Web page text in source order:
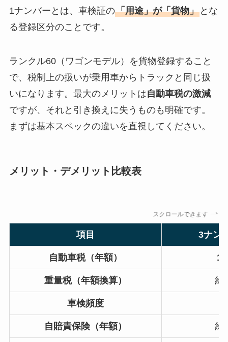
1ナンバーとは、車検証の「用途」が「貨物」とな
る登録区分のことです。
ランクル60（ワゴンモデル）を貨物登録すること
で、税制上の扱いが乗用車からトラックと同じ扱
いになります。最大のメリットは自動車税の激減
ですが、それと引き換えに失うものも明確です。
まずは基本スペックの違いを直視してください。
メリット・デメリット比較表
スクロールできます
項目 3ナン
自動車税（年額）
重量税（年額換算） 約
車検頻度
自賠責保険（年額） 約